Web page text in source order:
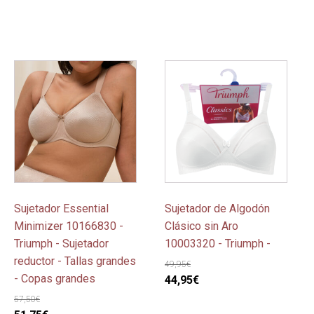
Sujetador Essential
Minimizer 10166830 -
Triumph - Sujetador
reductor - Tallas grandes
- Copas grandes
57,50€
Este
producto
tiene
múltiples
variantes.
Las
opciones
pueden
elegir
en
la
página
de
Sujetador de Algodón
Clásico sin Aro
10003320 - Triumph -
49,95€
El
44,95€El
producto
múltiples
opciones
pueden
elegir
en
la
página